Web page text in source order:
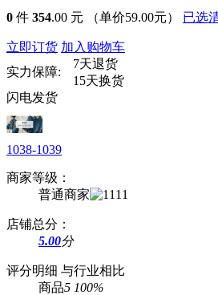
0 件 354.00 元 （单价59.00元） 已选
立即订货 加入购物车
实力保障:
7天退货
15天换货
闪电发货
1038-1039
商家等级：
普通商家
店铺总分：
5.00分
评分明细 与行业相比
商品5 100%